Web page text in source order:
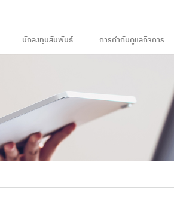
นักลงทุนสัมพันธ์ การกำกับดูแลกิจการ